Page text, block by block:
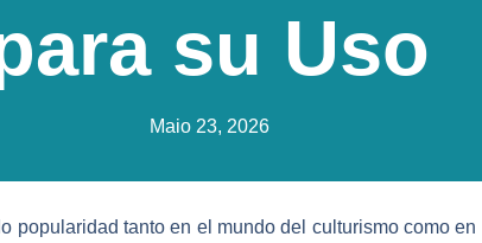
su Uso
Maio 23, 2026
popularidad tanto en el mundo del culturismo como